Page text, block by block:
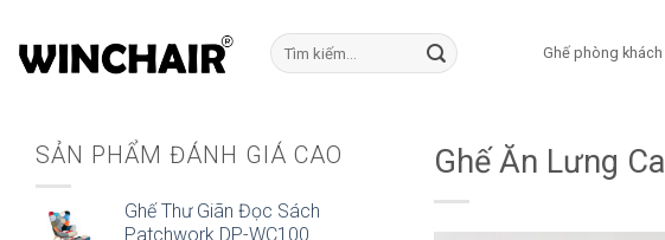
qua
Tìm
kiếm:
Ghế phòng khách
SẢN PHẨM ĐÁNH GIÁ CAO
Ghế Thư Giãn Đọc Sách
Patchwork DP-WC100
Ghế Ăn Lưng